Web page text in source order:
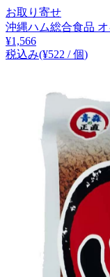
お取り寄せ
沖縄ハム総合食品
¥1,566
税込み(¥522 / 個)